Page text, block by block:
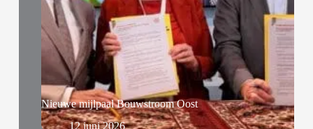
Nieuwe mijlpaal Bouwstroom Oost
12 juni 2026